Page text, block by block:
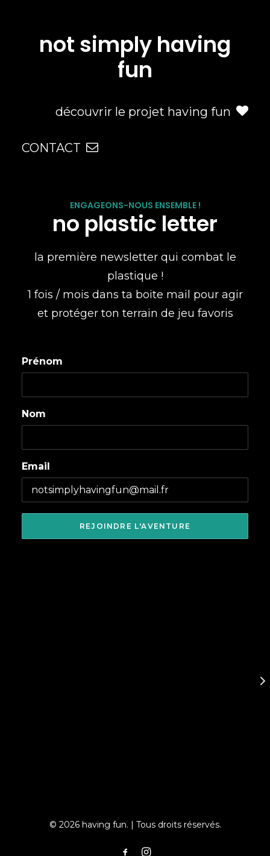
not simply having
fun
découvrir le projet having fun
CONTACT
ENGAGEONS-NOUS ENSEMBLE !
no plastic letter
la première newsletter qui combat le
plastique !
1 fois / mois dans ta boite mail pour agir
et protéger ton terrain de jeu favoris
Prénom
Nom
Email
© 2026 having fun. | Tous droits réservés.